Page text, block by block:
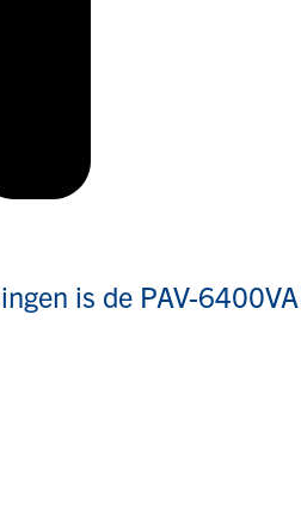
is de PAV-6400VA